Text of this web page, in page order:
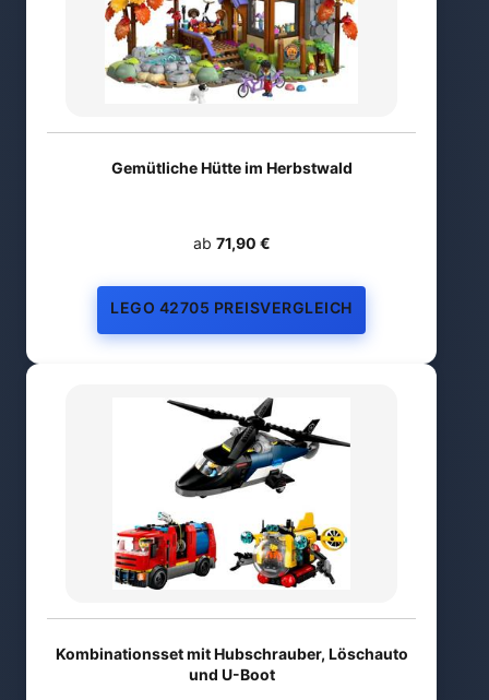
Gemütliche Hütte im Herbstwald
ab 71,90 €
LEGO 42705 PREISVERGLEICH
Kombinationsset mit Hubschrauber, Löschauto
und U-Boot